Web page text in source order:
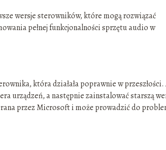
wersje sterowników, które mogą rozwiązać
pełnej funkcjonalności sprzętu audio w
która działała poprawnie w przeszłości.
urządzeń, a następnie zainstalować starszą
przez Microsoft i może prowadzić do